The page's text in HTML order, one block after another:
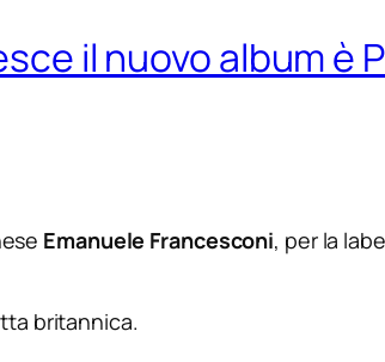
il nuovo album è
Emanuele Francesconi, per la
britannica.